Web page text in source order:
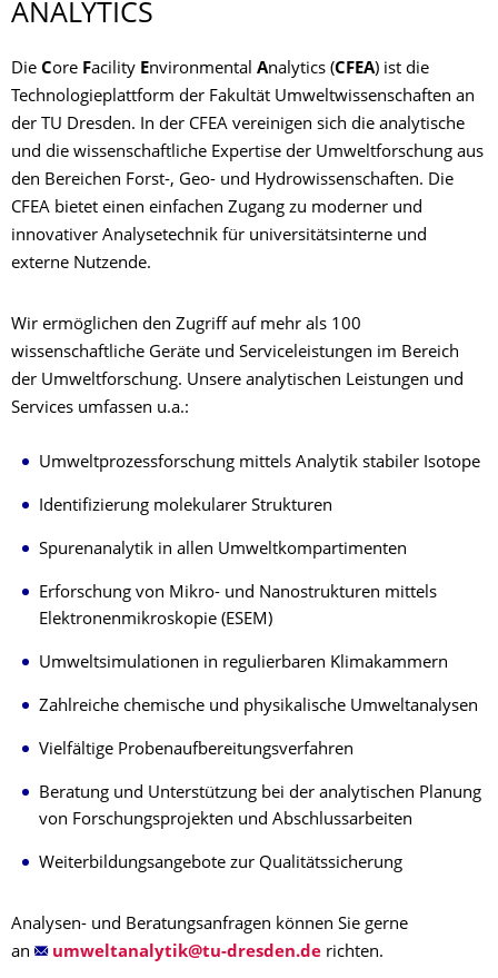
ANALYTICS­
Die Core Facility Environmental Analytics (CFEA) ist die
Technologieplattform der Fakultät Umweltwissenschaften an
der TU Dresden. In der CFEA vereinigen sich die analytische
und die wissenschaftliche Expertise der Umweltforschung aus
den Bereichen Forst-, Geo- und Hydrowissenschaften. Die
CFEA bietet einen einfachen Zugang zu moderner und
innovativer Analysetechnik für universitätsinterne und
externe Nutzende.
Wir ermöglichen den Zugriff auf mehr als 100
wissenschaftliche Geräte und Serviceleistungen im Bereich
der Umweltforschung. Unsere analytischen Leistungen und
Services umfassen u.a.:
Umweltprozessforschung mittels Analytik stabiler Isotope
Identifizierung molekularer Strukturen
Spurenanalytik in allen Umweltkompartimenten
Erforschung von Mikro- und Nanostrukturen mittels
Elektronenmikroskopie (ESEM)
Umweltsimulationen in regulierbaren Klimakammern
Zahlreiche chemische und physikalische Umweltanalysen
Vielfältige Probenaufbereitungsverfahren
Beratung und Unterstützung bei der analytischen Planung
von Forschungsprojekten und Abschlussarbeiten
Weiterbildungsangebote zur Qualitätssicherung
Analysen- und Beratungsanfragen können Sie gerne
an
richten.